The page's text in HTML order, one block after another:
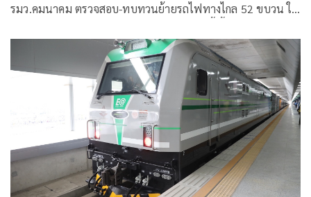
รมว.คมนาคม ตรวจสอบ-ทบทวนย้ายรถไฟทางไกล 52 ขบวน ให้
ประชาชนคนใช้บริการจริง